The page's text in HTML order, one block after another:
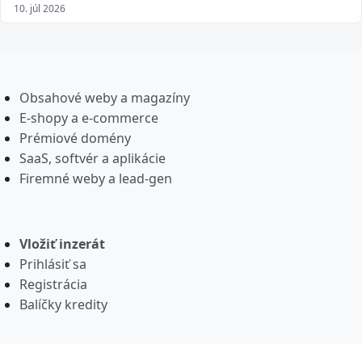
10. júl 2026
Obsahové weby a magazíny
E-shopy a e-commerce
Prémiové domény
SaaS, softvér a aplikácie
Firemné weby a lead-gen
Vložiť inzerát
Prihlásiť sa
Registrácia
Balíčky kredity